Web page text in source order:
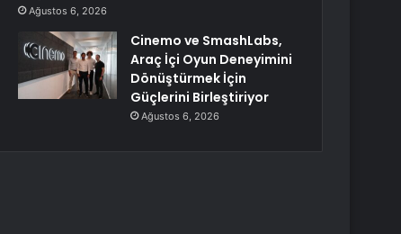
Ağustos 6, 2026
Cinemo ve SmashLabs,
Araç İçi Oyun Deneyimini
Dönüştürmek İçin
Güçlerini Birleştiriyor
Ağustos 6, 2026